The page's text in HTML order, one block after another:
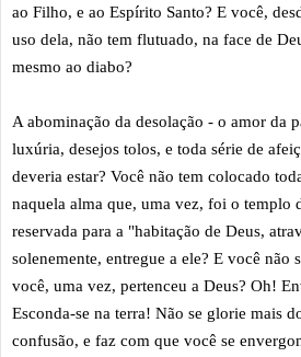
ao Filho, e ao Espírito Santo? E você,
uso dela, não tem flutuado, na face de
mesmo ao diabo?
A abominação da desolação - o amor da
luxúria, desejos tolos, e toda série de
deveria estar? Você não tem colocado
naquela alma que, uma vez, foi o templo
reservada para a "habitação de Deus,
solenemente, entregue a ele? E você não
você, uma vez, pertenceu a Deus? Oh!
Esconda-se na terra! Não se glorie mais
confusão, e faz com que você se